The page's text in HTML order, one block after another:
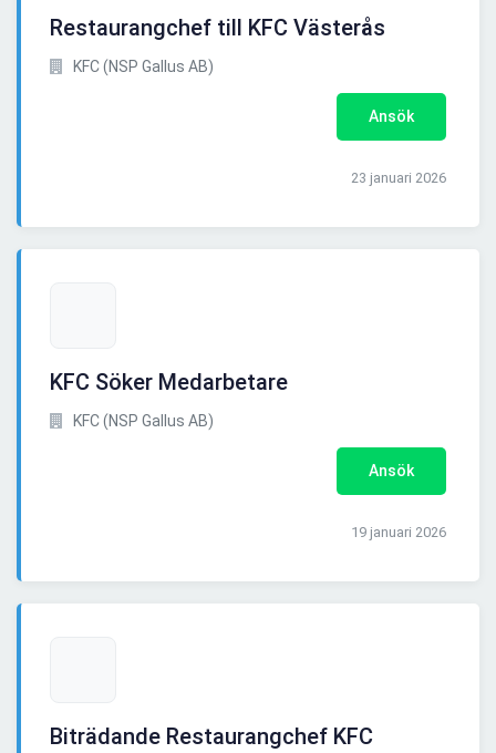
Restaurangchef till KFC Västerås
KFC (NSP Gallus AB)
Ansök
23 januari 2026
KFC Söker Medarbetare
KFC (NSP Gallus AB)
Ansök
19 januari 2026
Biträdande Restaurangchef KFC